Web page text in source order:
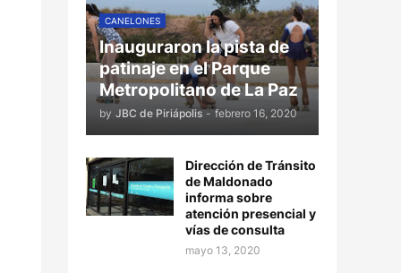
CANELONES
Inauguraron la pista de
patinaje en el Parque
Metropolitano de La Paz
by JBC de Piriápolis - febrero 16, 2020
Dirección de Tránsito
de Maldonado
informa sobre
atención presencial y
vías de consulta
mayo 13, 2020